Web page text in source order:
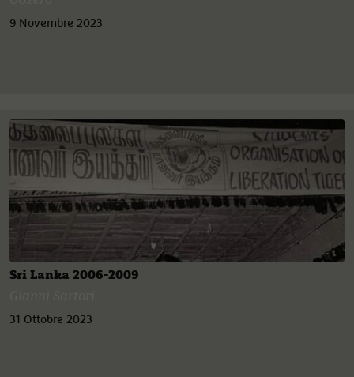
9 Novembre 2023
Sri Lanka 2006-2009
31 Ottobre 2023